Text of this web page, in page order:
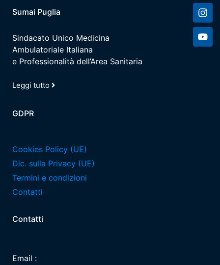
Sumai Puglia
Sindacato Unico Medicina
Ambulatoriale Italiana
e Professionalità dell’Area Sanitaria
Leggi tutto
GDPR
Cookies Policy (UE)
Dic. sulla Privacy (UE)
Termini e condizioni
Contatti
Contatti
Email :